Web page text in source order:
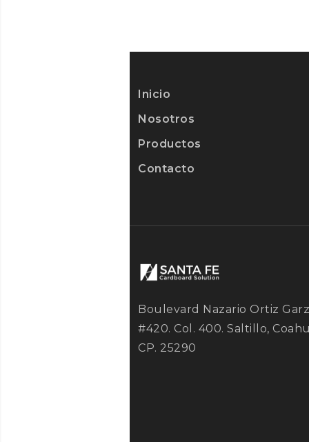
Inicio
Nosotros
Productos
Contacto
Boulevard Nazario Ortiz
#420. Col. 400. Saltillo,
CP. 25290